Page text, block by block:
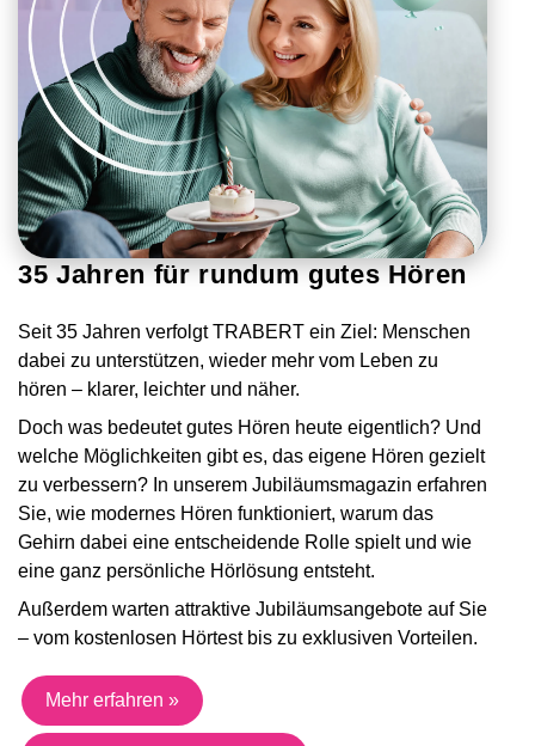
35 Jahren für rundum gutes Hören
Seit 35 Jahren verfolgt TRABERT ein Ziel: Menschen
dabei zu unterstützen, wieder mehr vom Leben zu
hören – klarer, leichter und näher.
Doch was bedeutet gutes Hören heute eigentlich? Und
welche Möglichkeiten gibt es, das eigene Hören gezielt
zu verbessern? In unserem Jubiläumsmagazin erfahren
Sie, wie modernes Hören funktioniert, warum das
Gehirn dabei eine entscheidende Rolle spielt und wie
eine ganz persönliche Hörlösung entsteht.
Außerdem warten attraktive Jubiläumsangebote auf Sie
– vom kostenlosen Hörtest bis zu exklusiven Vorteilen.
Mehr erfahren »